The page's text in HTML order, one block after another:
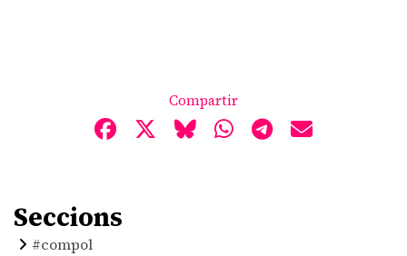
Compartir
Seccions
#compol